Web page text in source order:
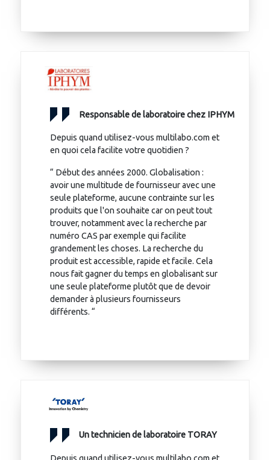
Responsable de laboratoire chez IPHYM
Depuis quand utilisez-vous multilabo.com et
en quoi cela facilite votre quotidien ?
“ Début des années 2000. Globalisation :
avoir une multitude de fournisseur avec une
seule plateforme, aucune contrainte sur les
produits que l'on souhaite car on peut tout
trouver, notamment avec la recherche par
numéro CAS par exemple qui facilite
grandement les choses. La recherche du
produit est accessible, rapide et facile. Cela
nous fait gagner du temps en globalisant sur
une seule plateforme plutôt que de devoir
demander à plusieurs fournisseurs
différents. “
Un technicien de laboratoire TORAY